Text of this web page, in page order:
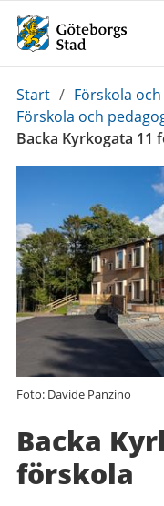
Du
är
här:
Start / Förskola
Förskola och
Backa Kyrkogata 11
Foto: Davide Panzino
Backa
förskola